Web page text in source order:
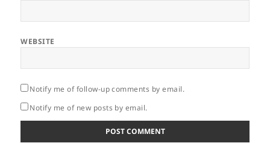
WEBSITE
Notify me of follow-up comments by email.
Notify me of new posts by email.